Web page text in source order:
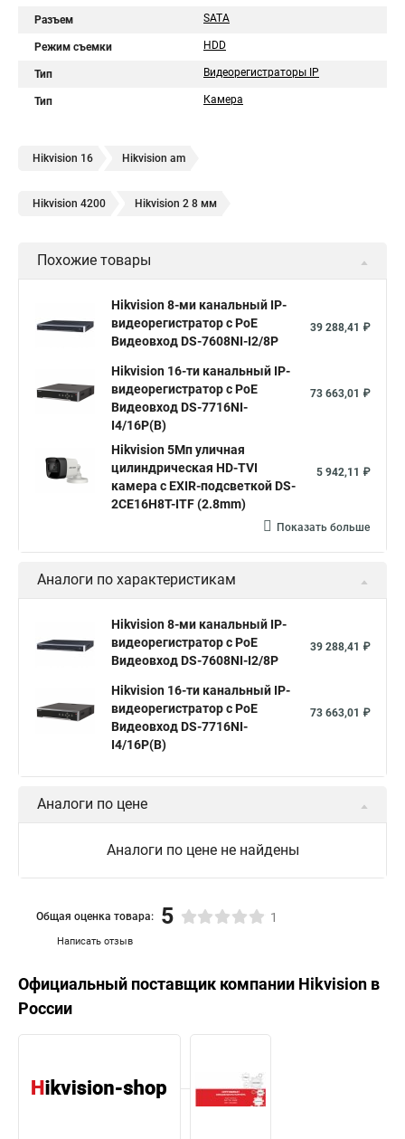
Разъем SATA
Режим съемки HDD
Тип Видеорегистраторы IP
Тип Камера
Hikvision 16 Hikvision am
Hikvision 4200 Hikvision 2 8 мм
Похожие товары
Hikvision 8-ми канальный IP-
видеорегистратор c PoE
Видеовход DS-7608NI-I2/8P
39 288,41 ₽
Hikvision 16-ти канальный IP-
видеорегистратор c PoE
Видеовход DS-7716NI-
I4/16P(B)
73 663,01 ₽
Hikvision 5Мп уличная
цилиндрическая HD-TVI
камера с EXIR-подсветкой DS-
2CE16H8T-ITF (2.8mm)
5 942,11 ₽
Показать больше
Аналоги по характеристикам
Hikvision 8-ми канальный IP-
видеорегистратор c PoE
Видеовход DS-7608NI-I2/8P
39 288,41 ₽
Hikvision 16-ти канальный IP-
видеорегистратор c PoE
Видеовход DS-7716NI-
I4/16P(B)
73 663,01 ₽
Аналоги по цене
Аналоги по цене не найдены
Написать отзыв
Общая оценка товара: 5 1
Официальный поставщик компании Hikvision в
России